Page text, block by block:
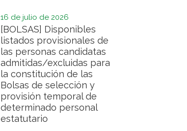
16 de julio de 2026
[BOLSAS] Disponibles
listados provisionales de
las personas candidatas
admitidas/excluidas para
la constitución de las
Bolsas de selección y
provisión temporal de
determinado personal
estatutario